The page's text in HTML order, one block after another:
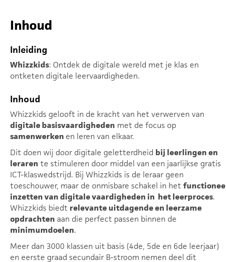
Inhoud
Inleiding
Whizzkids: Ontdek de digitale wereld met je klas en
ontketen digitale leervaardigheden.
Inhoud
Whizzkids gelooft in de kracht van het verwerven van
digitale basisvaardigheden met de focus op
samenwerken en leren van elkaar.
Dit doen wij door digitale geletterdheid bij leerlingen en
leraren te stimuleren door middel van een jaarlijkse gratis
ICT-klaswedstrijd. Bij Whizzkids is de leraar geen
toeschouwer, maar de onmisbare schakel in het
inzetten van digitale vaardigheden in het leerproces.
Whizzkids biedt relevante uitdagende en leerzame
opdrachten aan die perfect passen binnen de
minimumdoelen.
Meer dan 3000 klassen uit basis (4de, 5de en 6de leerjaar)
en eerste graad secundair B-stroom nemen deel dit